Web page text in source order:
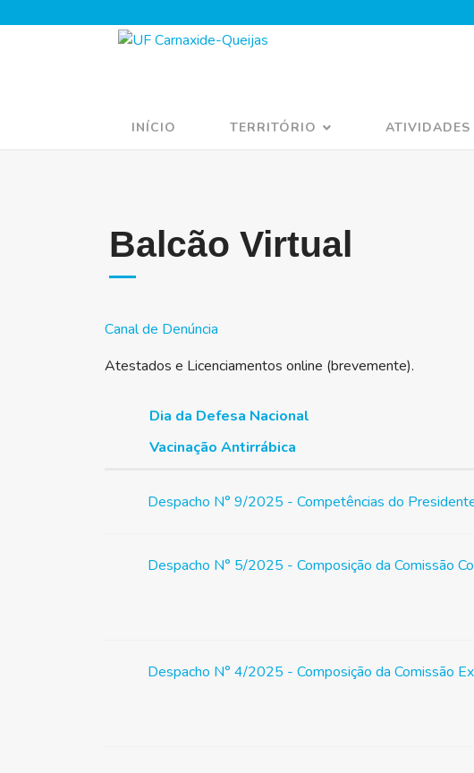
INÍCIO TERRITÓRIO ATIVIDADES
Balcão Virtual
Canal de Denúncia
Atestados e Licenciamentos online (brevemente).
Dia da Defesa Nacional
Vacinação Antirrábica
Despacho N° 9/2025 - Competências do
Despacho N° 5/2025 - Composição da Comissão
Despacho N° 4/2025 - Composição da Comissão